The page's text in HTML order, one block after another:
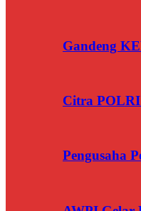
Gandeng
Citra POLRI
Pengusaha